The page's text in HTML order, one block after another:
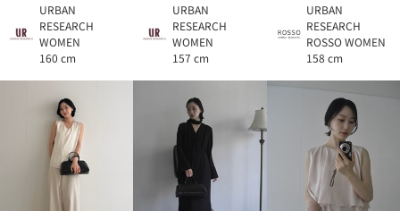
URBAN
RESEARCH
WOMEN
160 cm
URBAN
RESEARCH
WOMEN
157 cm
URBAN
RESEARCH
ROSSO WOMEN
158 cm